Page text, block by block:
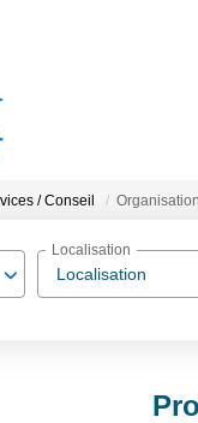
/ Conseil
Localisation
Localisation